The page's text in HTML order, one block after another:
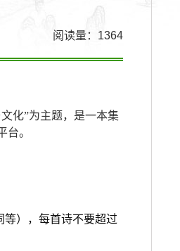
阅读量： 1364
化”为主题，是一本集
。
），每首诗不要超过